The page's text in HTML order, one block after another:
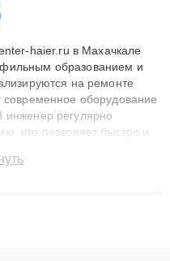
haier.ru в Махачкале
образованием и
на ремонте
современное оборудование
инженер регулярно
что позволяет быстро и
мастера решают